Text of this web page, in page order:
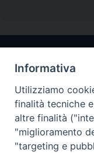
Informativa
Utilizziamo
finalità tecniche
altre finalità
"miglioramento
"targeting e